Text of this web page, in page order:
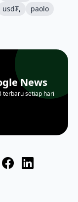
usd₮,
paolo
News
terbaru setiap hari